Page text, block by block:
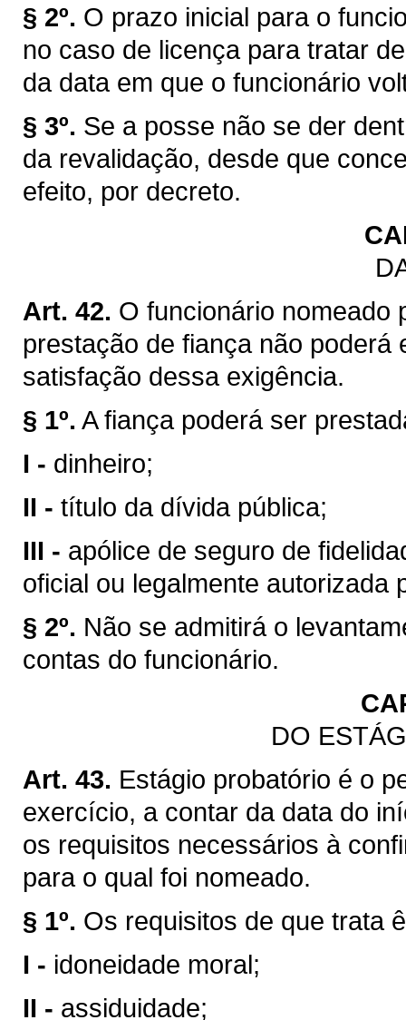
§ 2º. O prazo inicial para o
no caso de licença para tratar
da data em que o funcionário
§ 3º. Se a posse não se der
da revalidação, desde que
efeito, por decreto.
Art. 42. O funcionário nomeado
prestação de fiança não
satisfação dessa exigência.
§ 1º. A fiança poderá ser
I - dinheiro;
II - título da dívida pública;
III - apólice de seguro de
oficial ou legalmente autorizada
§ 2º. Não se admitirá o
contas do funcionário.
DO
Art. 43. Estágio probatório é o
exercício, a contar da data do
os requisitos necessários à
para o qual foi nomeado.
§ 1º. Os requisitos de que trata
I - idoneidade moral;
II - assiduidade;